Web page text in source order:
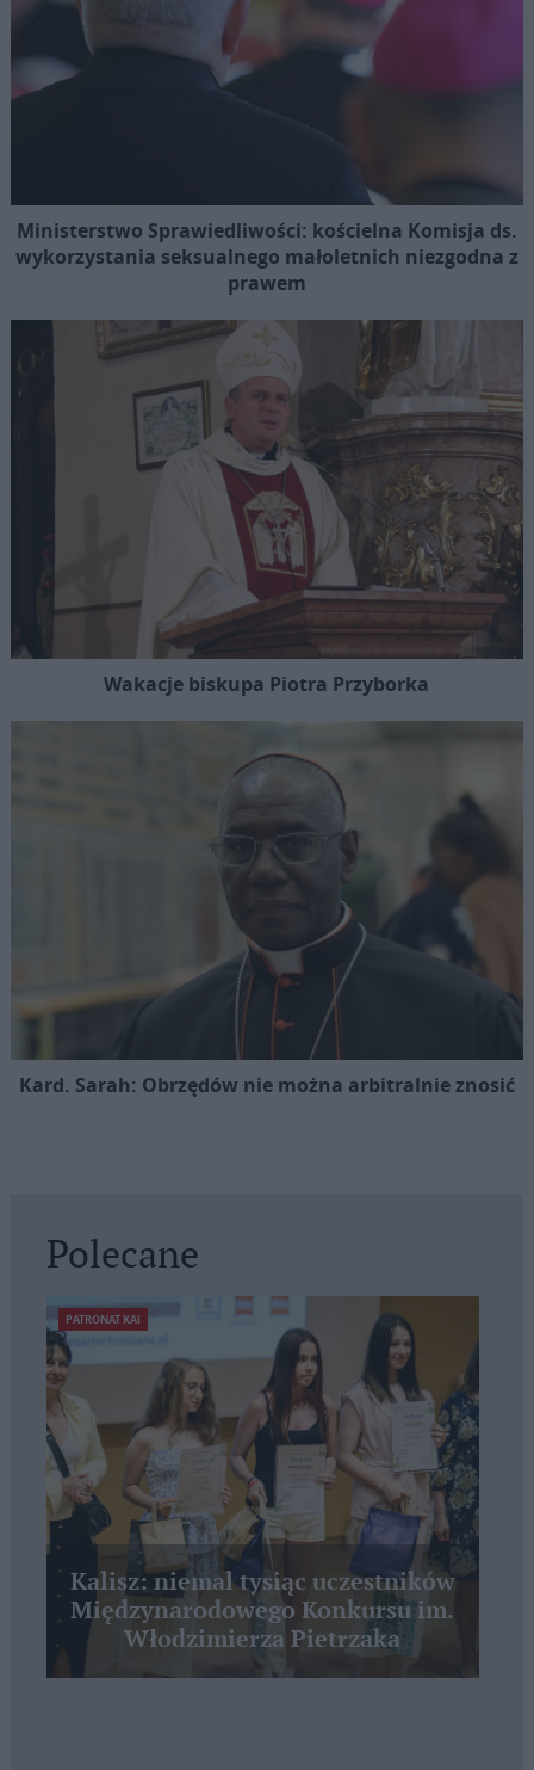
Ministerstwo Sprawiedliwości: kościelna Komisja ds.
wykorzystania seksualnego małoletnich niezgodna z
prawem
Wakacje biskupa Piotra Przyborka
Kard. Sarah: Obrzędów nie można arbitralnie znosić
Polecane
PATRONAT KAI
Kalisz: niemal tysiąc uczestników
Międzynarodowego Konkursu im.
Włodzimierza Pietrzaka